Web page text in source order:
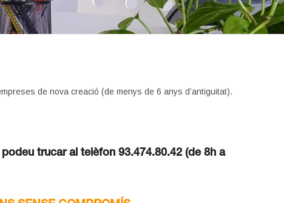
de nova creació (de menys de 6 anys d’antiguitat).
trucar al telèfon 93.474.80.42 (de 8h a